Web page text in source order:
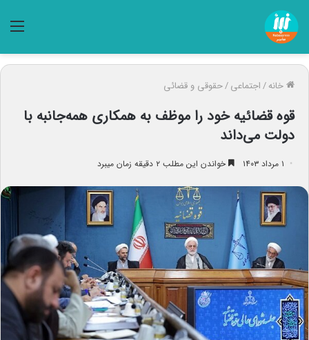
خانه/اجتماعی/حقوقی و قضائی
قوه قضائیه خود را موظف به همکاری همه‌جانبه با
دولت می‌داند
۱ مرداد ۱۴۰۳ خواندن این مطلب ۲ دقیقه زمان میبرد